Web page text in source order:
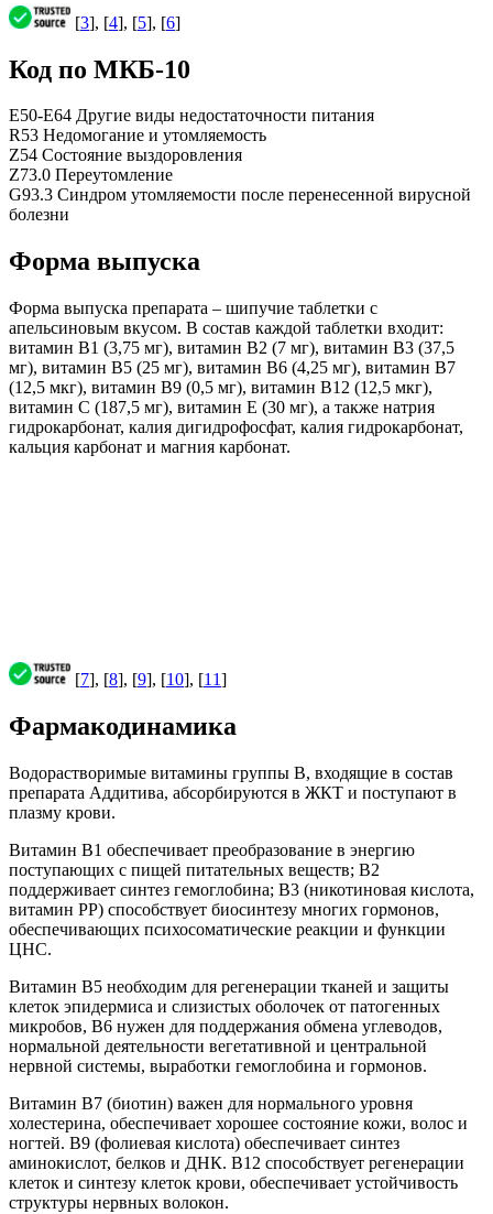
[3], [4], [5], [6]
Код по МКБ-10
E50-E64 Другие виды недостаточности питания
R53 Недомогание и утомляемость
Z54 Состояние выздоровления
Z73.0 Переутомление
G93.3 Синдром утомляемости после перенесенной вирусной
болезни
Форма выпуска
Форма выпуска препарата – шипучие таблетки с
апельсиновым вкусом. В состав каждой таблетки входит:
витамин В1 (3,75 мг), витамин В2 (7 мг), витамин В3 (37,5
мг), витамин В5 (25 мг), витамин В6 (4,25 мг), витамин В7
(12,5 мкг), витамин В9 (0,5 мг), витамин В12 (12,5 мкг),
витамин С (187,5 мг), витамин Е (30 мг), а также натрия
гидрокарбонат, калия дигидрофосфат, калия гидрокарбонат,
кальция карбонат и магния карбонат.
[7], [8], [9], [10], [11]
Фармакодинамика
Водорастворимые витамины группы В, входящие в состав
препарата Аддитива, абсорбируются в ЖКТ и поступают в
плазму крови.
Витамин В1 обеспечивает преобразование в энергию
поступающих с пищей питательных веществ; В2
поддерживает синтез гемоглобина; В3 (никотиновая кислота,
витамин РР) способствует биосинтезу многих гормонов,
обеспечивающих психосоматические реакции и функции
ЦНС.
Витамин В5 необходим для регенерации тканей и защиты
клеток эпидермиса и слизистых оболочек от патогенных
микробов, В6 нужен для поддержания обмена углеводов,
нормальной деятельности вегетативной и центральной
нервной системы, выработки гемоглобина и гормонов.
Витамин В7 (биотин) важен для нормального уровня
холестерина, обеспечивает хорошее состояние кожи, волос и
ногтей. В9 (фолиевая кислота) обеспечивает синтез
аминокислот, белков и ДНК. В12 способствует регенерации
клеток и синтезу клеток крови, обеспечивает устойчивость
структуры нервных волокон.